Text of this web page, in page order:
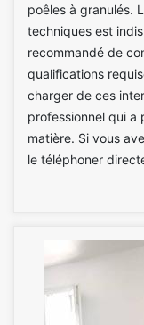
poêles à granulés.
techniques est
recommandé de
qualifications
charger de ces
professionnel qui a
matière. Si vous
le téléphoner